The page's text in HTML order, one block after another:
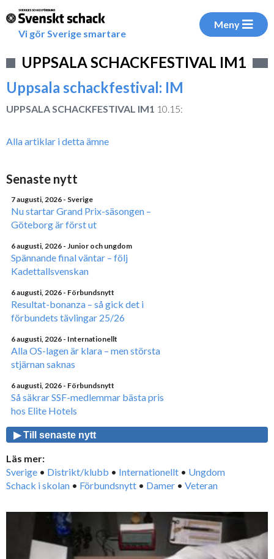
Vi gör Sverige smartare
Meny
UPPSALA SCHACKFESTIVAL IM1
Uppsala schackfestival: IM
UPPSALA SCHACKFESTIVAL IM1 10.15:
Alla artiklar i detta ämne
Senaste nytt
7 augusti, 2026 - Sverige
Nu startar Grand Prix-säsongen –
Göteborg är först ut
6 augusti, 2026 - Junior och ungdom
Spännande final väntar – följ
Kadettallsvenskan
6 augusti, 2026 - Förbundsnytt
Resultat-bonanza – så gick det i
förbundets tävlingar 25/26
6 augusti, 2026 - Internationellt
Alla OS-lagen är klara – men största
stjärnan saknas
6 augusti, 2026 - Förbundsnytt
Så säkrar SSF-medlemmar bästa pris
hos Elite Hotels
▶ Till senaste nytt
Läs mer:
Sverige • Distrikt/klubb • Internationellt • Ungdom
Schack i skolan • Förbundsnytt • Damer • Veteran